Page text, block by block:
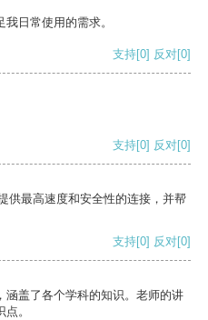
日常使用的需求。
支持[0] 反对[0]
支持[0] 反对[0]
供最高速度和安全性的连接，并帮
支持[0] 反对[0]
涵盖了各个学科的知识。老师的讲
。